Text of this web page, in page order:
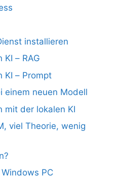
installieren
– RAG
KI – Prompt
einem neuen Modell
mit der lokalen KI
viel Theorie, wenig
PC